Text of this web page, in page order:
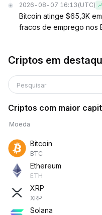
2026-08-07 16:13 (UTC)
Bitcoin atinge $65,3K
fracos de emprego nos
Criptos em
Pesquisar
Criptos com maior
Moeda
Bitcoin
BTC
Ethereum
ETH
XRP
XRP
Solana